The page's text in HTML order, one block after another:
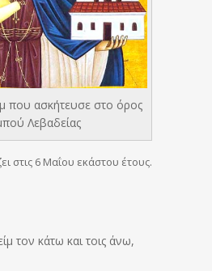
που ασκήτευσε στο όρος
Λεβαδείας
στις 6 Μαΐου εκάστου έτους.
τον κάτω και τοις άνω,